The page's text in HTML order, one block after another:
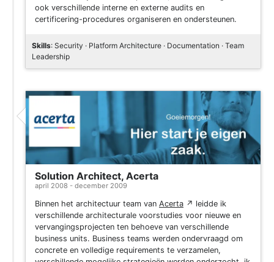
ook verschillende interne en externe audits en
certificering-procedures organiseren en ondersteunen.
Skills: Security · Platform Architecture · Documentation · Team
Leadership
Solution Architect, Acerta
april 2008 - december 2009
Binnen het architectuur team van Acerta ↗ leidde ik
verschillende architecturale voorstudies voor nieuwe en
vervangingsprojecten ten behoeve van verschillende
business units. Business teams werden ondervraagd om
concrete en volledige requirements te verzamelen,